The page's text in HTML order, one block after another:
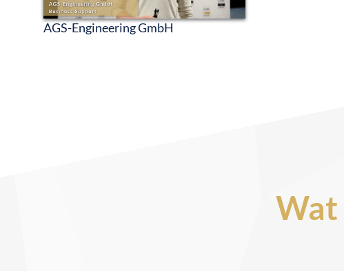
AGS-Engineering GmbH
Wat